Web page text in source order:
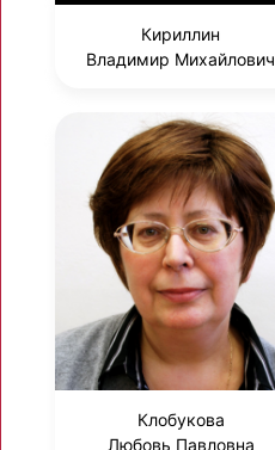
Кириллин
Владимир Михайлович
Клобукова
Любовь Павловна